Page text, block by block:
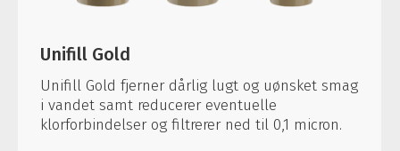
Unifill Gold
Unifill Gold fjerner dårlig lugt og uønsket smag
i vandet samt reducerer eventuelle
klorforbindelser og filtrerer ned til 0,1 micron.